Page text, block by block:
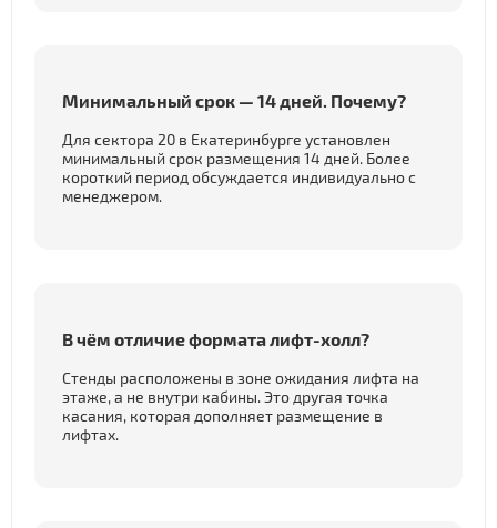
Минимальный срок — 14 дней. Почему?
Для сектора 20 в Екатеринбурге установлен
минимальный срок размещения 14 дней. Более
короткий период обсуждается индивидуально с
менеджером.
В чём отличие формата лифт-холл?
Стенды расположены в зоне ожидания лифта на
этаже, а не внутри кабины. Это другая точка
касания, которая дополняет размещение в
лифтах.